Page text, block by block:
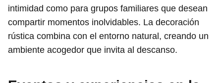
intimidad como para grupos familiares que desean
compartir momentos inolvidables. La decoración
rústica combina con el entorno natural, creando un
ambiente acogedor que invita al descanso.